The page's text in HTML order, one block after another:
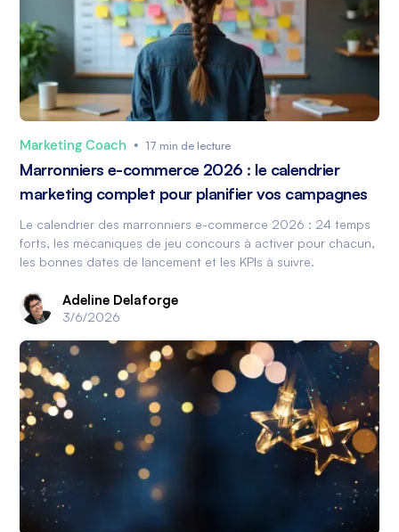
Marketing Coach • 17 min de lecture
Marronniers e-commerce 2026 : le calendrier
marketing complet pour planifier vos campagnes
Le calendrier des marronniers e-commerce 2026 : 24 temps
forts, les mécaniques de jeu concours à activer pour chacun,
les bonnes dates de lancement et les KPIs à suivre.
Adeline Delaforge
3/6/2026